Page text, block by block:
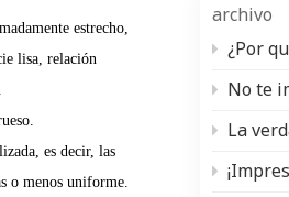
archivo
¿Por qué todo el mundo
No te imaginas la
La verdadera diferencia
¡Imprescindible para usuarios y fabricantes
estrecho,
lisa, relación
es decir, las
o menos uniforme.